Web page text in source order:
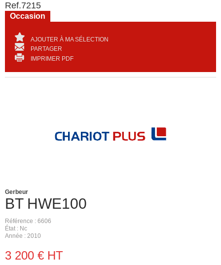
Ref.7215
Occasion
AJOUTER À MA SÉLECTION
PARTAGER
IMPRIMER PDF
BT HWE100
Gerbeur
Référence
6606
État
Nc
Année
2010
3 200 € HT